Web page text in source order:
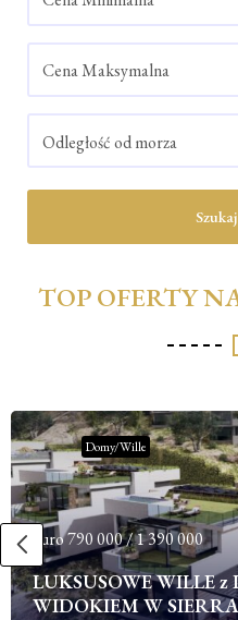
Cena Maksymalna
Odległość od morza
Szukaj
TOP OFERTY
Domy/Wille
euro790 000 / 1 390 000
LUKSUSOWE WILLE
WIDOKIEM W